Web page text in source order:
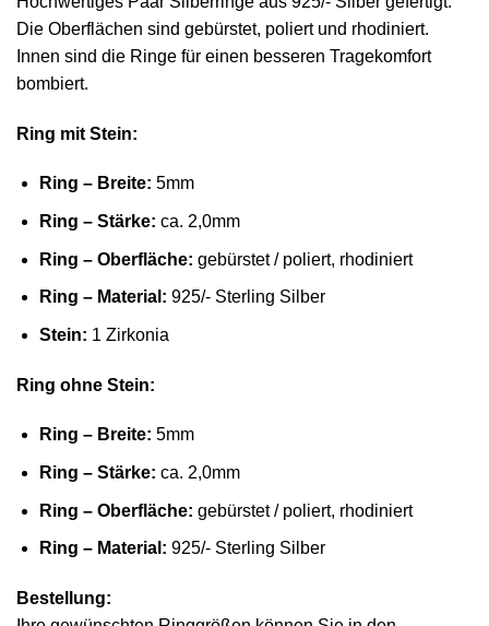
Die Oberflächen sind gebürstet, poliert und rhodiniert.
Innen sind die Ringe für einen besseren Tragekomfort
bombiert.
Ring mit Stein:
Ring – Breite: 5mm
Ring – Stärke: ca. 2,0mm
Ring – Oberfläche: gebürstet / poliert, rhodiniert
Ring – Material: 925/- Sterling Silber
Stein: 1 Zirkonia
Ring ohne Stein:
Ring – Breite: 5mm
Ring – Stärke: ca. 2,0mm
Ring – Oberfläche: gebürstet / poliert, rhodiniert
Ring – Material: 925/- Sterling Silber
Bestellung: